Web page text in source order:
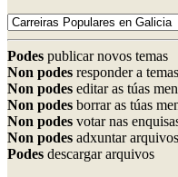
Podes publicar novos temas
Non podes responder a temas
Non podes editar as túas
Non podes borrar as túas
Non podes votar nas
Non podes adxuntar arquivos
Podes descargar arquivos